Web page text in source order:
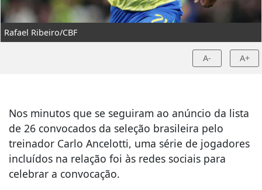
Rafael Ribeiro/CBF
A- A+
Nos minutos que se seguiram ao anúncio da lista
de 26 convocados da seleção brasileira pelo
treinador Carlo Ancelotti, uma série de jogadores
incluídos na relação foi às redes sociais para
celebrar a convocação.